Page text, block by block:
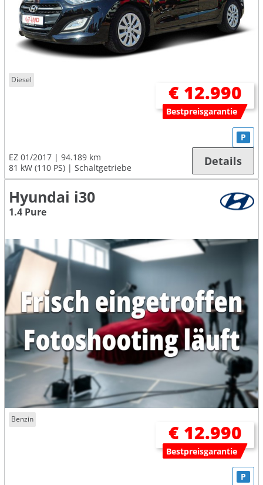
Diesel
€ 12.990
Bestpreisgarantie
EZ 01/2017
94.189 km
81 kW (110 PS)
Schaltgetriebe
P
Details
Hyundai i30
1.4 Pure
Benzin
€ 12.990
Bestpreisgarantie
P